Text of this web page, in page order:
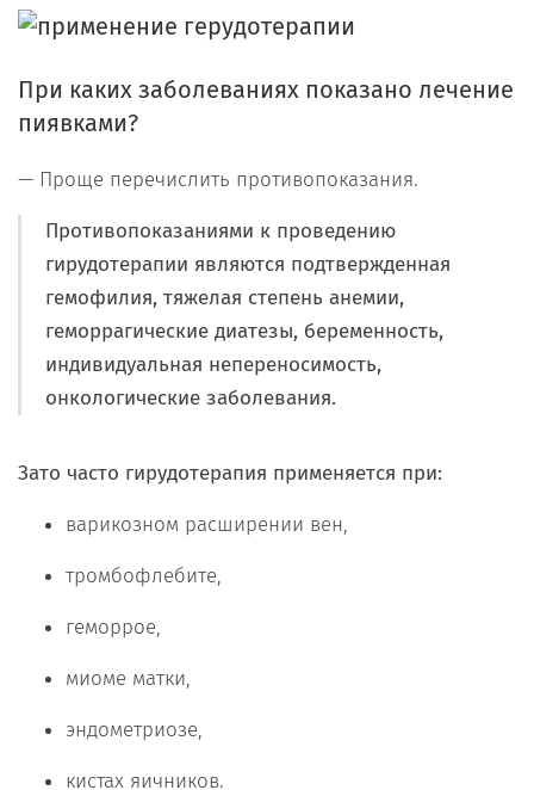
При каких заболеваниях показано лечение
пиявками?
— Проще перечислить противопоказания.
Противопоказаниями к проведению
гирудотерапии являются подтвержденная
гемофилия, тяжелая степень анемии,
геморрагические диатезы, беременность,
индивидуальная непереносимость,
онкологические заболевания.
Зато часто гирудотерапия применяется при:
варикозном расширении вен,
тромбофлебите,
геморрое,
миоме матки,
эндометриозе,
кистах яичников.